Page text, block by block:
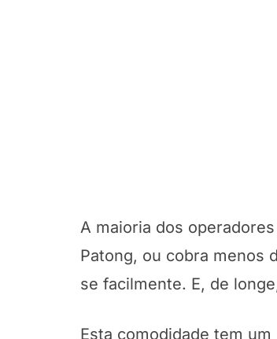
A maioria dos
Patong, ou cobra menos
se facilmente. E, de
Esta comodidade tem